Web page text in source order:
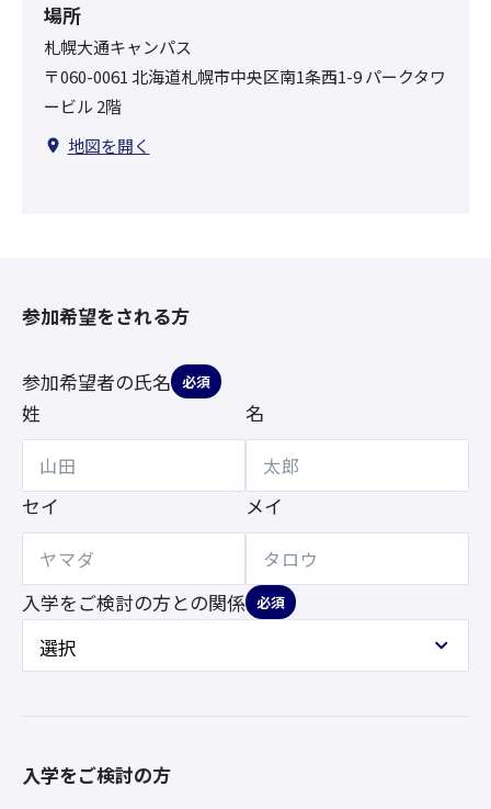
場所
札幌大通キャンパス
〒060-0061 北海道札幌市中央区南1条西1-9 パークタワ
ービル 2階
地図を開く
参加希望をされる方
参加希望者の氏名 必須
姓 名
セイ メイ
入学をご検討の方との関係 必須
入学をご検討の方